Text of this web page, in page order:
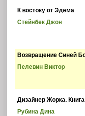
К востоку от Эдема
Стейнбек Джон
Возвращение Синей
Пелевин Виктор
Дизайнер Жорка.
Рубина Дина